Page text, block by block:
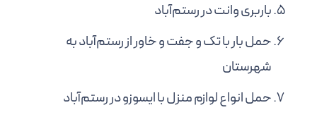
باربری وانت در رستم‌آباد
حمل بار با تک و جفت و خاور از رستم‌آباد به
شهرستان
حمل انواع لوازم منزل با ایسوزو در رستم‌آباد